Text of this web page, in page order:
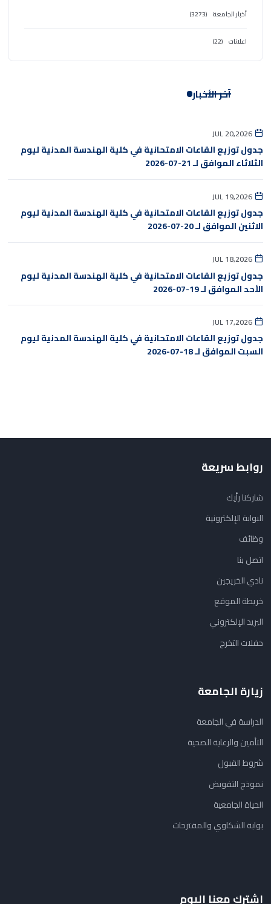
أخبار الجامعة (3273)
اعلانات (22)
آخر الأخبار
JUL 20,2026
جدول توزيع القاعات الامتحانية في كلية الهندسة المدنية ليوم
الثلاثاء الموافق لـ 21-07-2026
JUL 19,2026
جدول توزيع القاعات الامتحانية في كلية الهندسة المدنية ليوم
الاثنين الموافق لـ 20-07-2026
JUL 18,2026
جدول توزيع القاعات الامتحانية في كلية الهندسة المدنية ليوم
الأحد الموافق لـ 19-07-2026
JUL 17,2026
جدول توزيع القاعات الامتحانية في كلية الهندسة المدنية ليوم
السبت الموافق لـ 18-07-2026
روابط سريعة
شاركنا رأيك
البوابة الإلكترونية
وظائف
اتصل بنا
نادي الخريجين
خريطة الموقع
البريد الإلكتروني
حفلات التخرج
زيارة الجامعة
الدراسة في الجامعة
التأمين والرعاية الصحية
شروط القبول
نموذج التفويض
الحياة الجامعية
بوابة الشكاوي والمقترحات
اشترك معنا اليوم